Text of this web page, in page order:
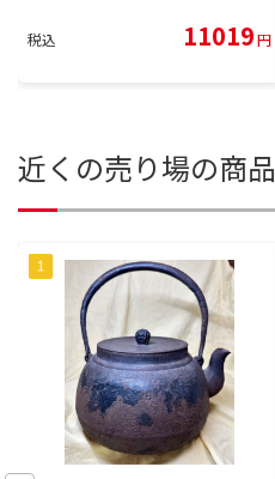
税込 11019円
近くの売り場の商品